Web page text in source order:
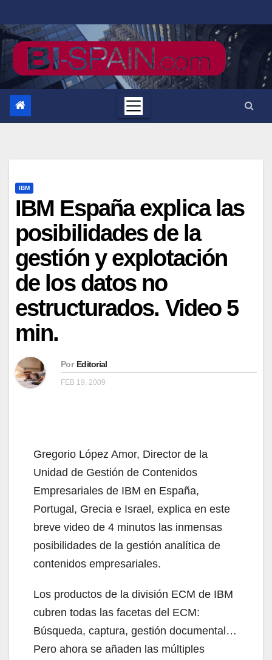
al
contenido
IBM
IBM España explica las
posibilidades de la
gestión y explotación
de los datos no
estructurados. Video 5
min.
Por Editorial
FEB 19, 2009
Gregorio López Amor, Director de la
Unidad de Gestión de Contenidos
Empresariales de IBM en España,
Portugal, Grecia e Israel, explica en este
breve video de 4 minutos las inmensas
posibilidades de la gestión analítica de
contenidos empresariales.
Los productos de la división ECM de IBM
cubren todas las facetas del ECM:
Búsqueda, captura, gestión documental…
Pero ahora se añaden las múltiples